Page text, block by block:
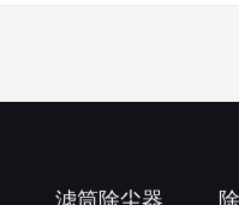
滤筒除尘器